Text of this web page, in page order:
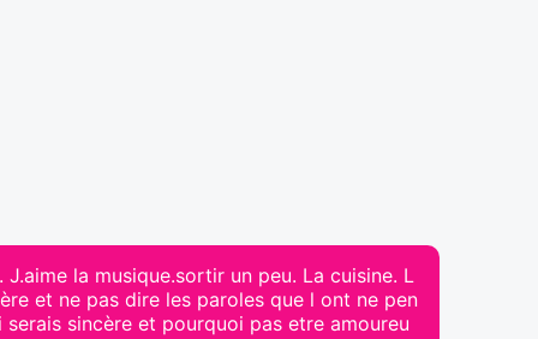
la musique.sortir un peu. La cuisine. L
et ne pas dire les paroles que l ont ne pen
sincère et pourquoi pas etre amoureu